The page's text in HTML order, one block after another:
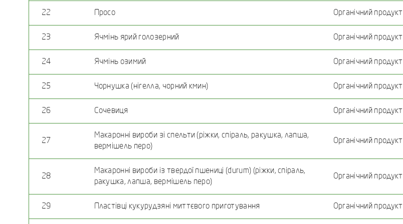
22 Просо Органічний продукт
23 Ячмінь ярий голозерний Органічний продукт
24 Ячмінь озимий Органічний продукт
25 Чорнушка (нігелла, чорний кмин) Органічний продукт
26 Сочевиця Органічний продукт
27
Макаронні вироби зі спельти (ріжки, спіраль, ракушка, лапша,
вермішель перо)
Органічний продукт
28
Макаронні вироби із твердої пшениці (durum) (ріжки, спіраль,
ракушка, лапша, вермішель перо)
Органічний продукт
29 Пластівці кукурудзяні миттєвого приготування Органічний продукт